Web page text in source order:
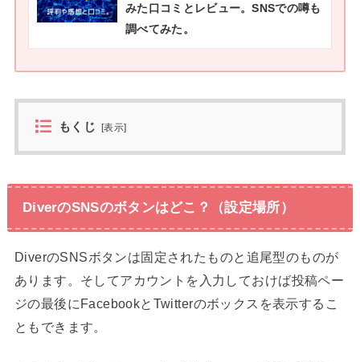
みた口コミとレビュー。SNSでの噂も
調べてみた。
もくじ [表示]
DiverのSNSのボタンはどこ？（設定場所）
DiverのSNSボタンは固定されたものと追尾型のものが
あります。そしてアカウントを入力しておけば投稿ペー
ジの最後にFacebookとTwitterのボックスを表示するこ
ともできます。